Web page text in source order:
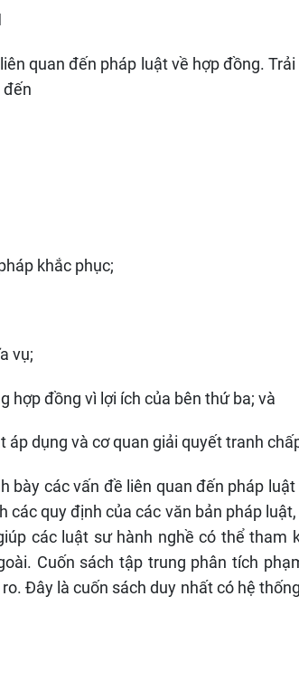
quan đến pháp luật về hợp đồng.
đến
khắc phục;
vụ;
hợp đồng vì lợi ích của bên thứ ba; và
áp dụng và cơ quan giải quyết tranh
bày các vấn đề liên quan đến pháp
các quy định của các văn bản pháp
các luật sư hành nghề có thể tham
Cuốn sách tập trung phân tích
Đây là cuốn sách duy nhất có hệ